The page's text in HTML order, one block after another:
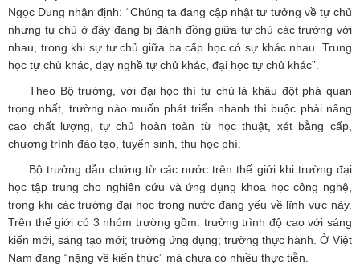
Ngọc Dung nhận định: “Chúng ta đang cập nhật tư tưởng về tự chủ
nhưng tự chủ ở đây đang bị đánh đồng giữa tự chủ các trường với
nhau, trong khi sự tự chủ giữa ba cấp học có sự khác nhau. Trung
học tự chủ khác, dạy nghề tự chủ khác, đại học tự chủ khác”.
Theo Bộ trưởng, với đại học thì tự chủ là khâu đột phá quan
trọng nhất, trường nào muốn phát triển nhanh thì buộc phải nâng
cao chất lượng, tự chủ hoàn toàn từ học thuật, xét bằng cấp,
chương trình đào tạo, tuyển sinh, thu học phí.
Bộ trưởng dẫn chứng từ các nước trên thế giới khi trường đại
học tập trung cho nghiên cứu và ứng dụng khoa học công nghệ,
trong khi các trường đại học trong nước đang yếu về lĩnh vực này.
Trên thế giới có 3 nhóm trường gồm: trường trình độ cao với sáng
kiến mới, sáng tạo mới; trường ứng dụng; trường thực hành. Ở Việt
Nam đang “nặng về kiến thức” mà chưa có nhiều thực tiễn.